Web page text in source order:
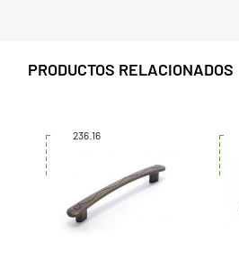
PRODUCTOS RELACIONADOS
236.16